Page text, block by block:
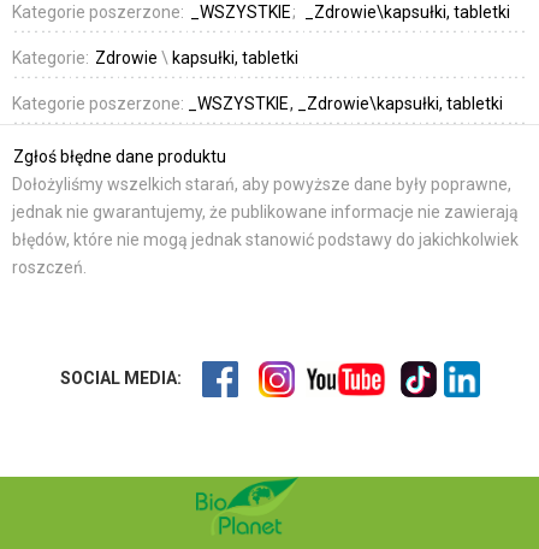
Kategorie poszerzone: _WSZYSTKIE _Zdrowie\kapsułki, tabletki
Kategorie: Zdrowie \ kapsułki, tabletki
Kategorie poszerzone: _WSZYSTKIE _Zdrowie\kapsułki, tabletki
Zgłoś błędne dane produktu
Dołożyliśmy wszelkich starań, aby powyższe dane były poprawne,
jednak nie gwarantujemy, że publikowane informacje nie zawierają
błędów, które nie mogą jednak stanowić podstawy do jakichkolwiek
roszczeń.
SOCIAL MEDIA: